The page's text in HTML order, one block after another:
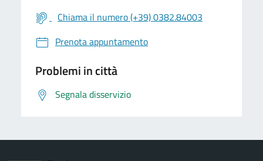
Chiama il numero (+39) 0382.84003
Prenota appuntamento
Problemi in città
Segnala disservizio